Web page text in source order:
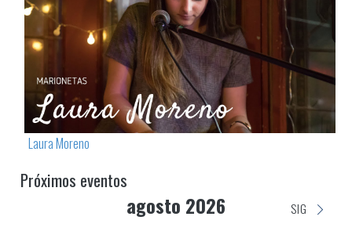
Laura Moreno
Próximos eventos
agosto 2026 SIG